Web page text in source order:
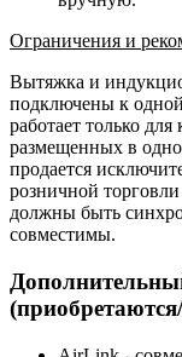
Ограничения и
Вытяжка и
подключены к
работает только
размещенных в
продается
розничной
должны быть
совместимы.